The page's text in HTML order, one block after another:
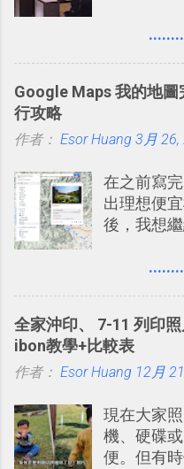
理，到底
有機會在
點： 1. 「
聊天打屁
2. 「 有效
組機制讓
事可以從
的軟體則
保持聯繫
台，可以
戶 。
改造 Slack
程看板
Google Maps 我的地
行攻略
作者： Esor Huang 3月 26,
在之前寫
出理想便
後，我想
入的來聊
線，對商
張資料地
書時建立
規劃自助
圖」在規
多問題：
全家沖印、 7-11 列印
ibon教學+比較表
作者： Esor Huang 12月
現在大家
機、硬碟
便。但有